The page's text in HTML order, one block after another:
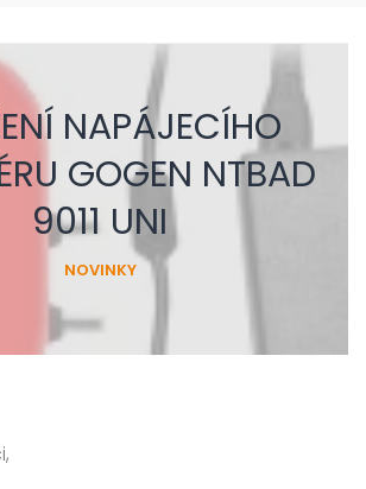
NAPÁJECÍHO
GOGEN NTBAD
9011 UNI
NOVINKY